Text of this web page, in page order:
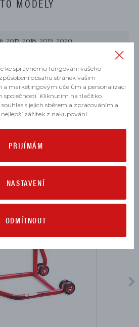
2017, 2018, 2019, 2020
STAR 2021
2021
2017, 2018, 2019, 2020, 2021
SE VÁM HODIT
ke správnému fungování vašeho
obsahu stránek vašim
a marketingovým účelům a personalizaci
společností. Kliknutím na tlačítko
s jejich sběrem a zpracováním a
zážitek z nakupování.
PŘIJÍMÁM
NASTAVENÍ
ODMÍTNOUT